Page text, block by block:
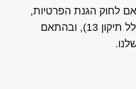
לחוק הגנת הפרטיות,
התשמ"א–1981 (כולל תיקון 13), ובהתאם